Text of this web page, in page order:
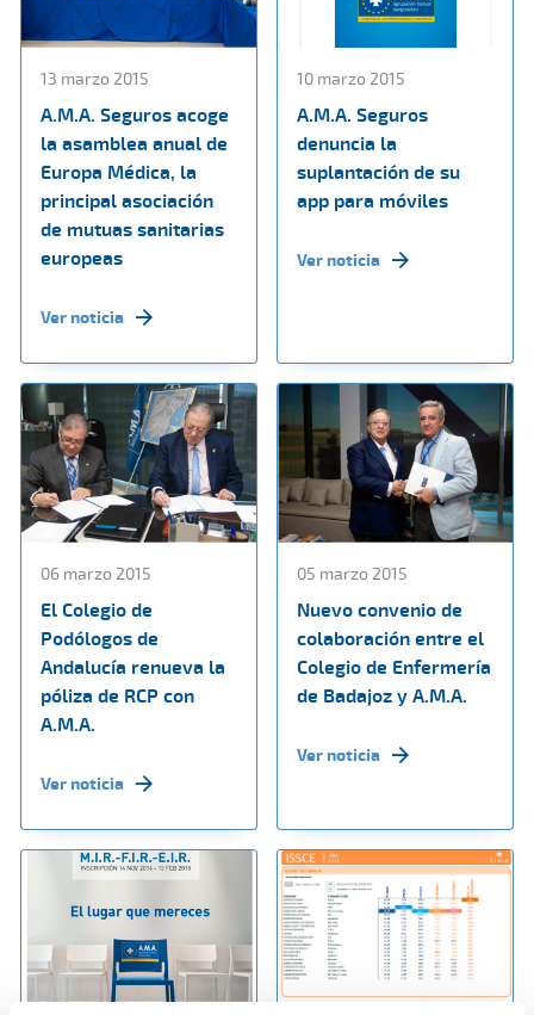
13 marzo 2015
A.M.A. Seguros acoge
la asamblea anual de
Europa Médica, la
principal asociación
de mutuas sanitarias
europeas
Ver noticia
10 marzo 2015
A.M.A. Seguros
denuncia la
suplantación de su
app para móviles
Ver noticia
06 marzo 2015
El Colegio de
Podólogos de
Andalucía renueva la
póliza de RCP con
A.M.A.
Ver noticia
05 marzo 2015
Nuevo convenio de
colaboración entre el
Colegio de Enfermería
de Badajoz y A.M.A.
Ver noticia